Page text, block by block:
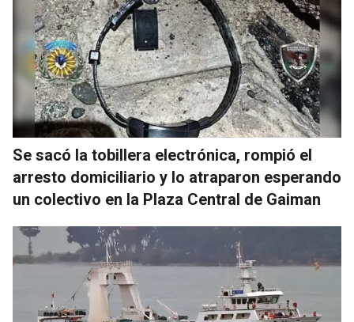
Se sacó la tobillera electrónica, rompió el
arresto domiciliario y lo atraparon esperando
un colectivo en la Plaza Central de Gaiman